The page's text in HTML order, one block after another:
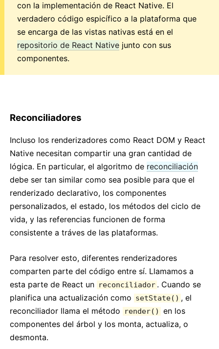
con la implementación de React Native. El
verdadero código espicífico a la plataforma que
se encarga de las vistas nativas está en el
repositorio de React Native junto con sus
componentes.
Reconciliadores
Incluso los renderizadores como React DOM y React
Native necesitan compartir una gran cantidad de
lógica. En particular, el algoritmo de reconciliación
debe ser tan similar como sea posible para que el
renderizado declarativo, los componentes
personalizados, el estado, los métodos del ciclo de
vida, y las referencias funcionen de forma
consistente a tráves de las plataformas.
Para resolver esto, diferentes renderizadores
comparten parte del código entre sí. Llamamos a
esta parte de React un reconciliador . Cuando se
planifica una actualización como setState() , el
reconciliador llama el método
render()
en los
componentes del árbol y los monta, actualiza, o
desmonta.